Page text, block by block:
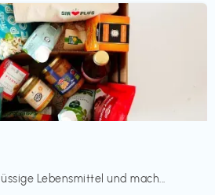
Lebensmittel und mach...